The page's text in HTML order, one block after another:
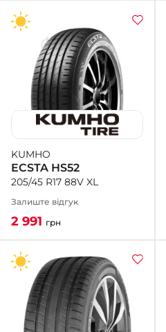
KUMHO
ECSTA HS52
205/45 R17 88V XL
Залиште відгук
2 991 грн